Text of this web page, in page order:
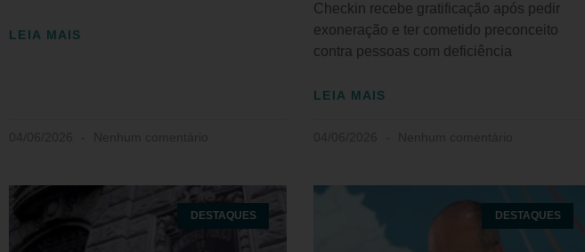
LEIA MAIS
Checkin recebe gratificação após pedir
exoneração e ter cometido preconceito
contra pessoas com deficiência
LEIA MAIS
DESTAQUES DESTAQUES